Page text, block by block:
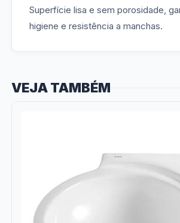
Superfície lisa e sem porosidade,
higiene e resistência a manchas.
VEJA TAMBÉM